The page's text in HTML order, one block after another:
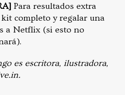
Para resultados extra
completo y regalar una
a Netflix (si esto no
es escritora, ilustradora,